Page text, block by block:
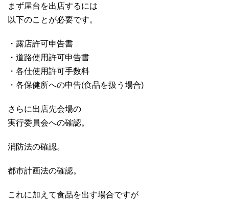
まず屋台を出店するには
以下のことが必要です。
・露店許可申告書
・道路使用許可申告書
・各仕使用許可手数料
・各保健所への申告(食品を扱う場合)
さらに出店先会場の
実行委員会への確認。
消防法の確認。
都市計画法の確認。
これに加えて食品を出す場合ですが